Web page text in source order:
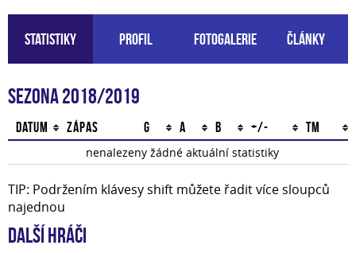
Statistiky Profil Fotogalerie Články
Sezona 2018/2019
Datum Zápas G A B +/- TM
nenalezeny žádné aktuální statistiky
TIP: Podržením klávesy shift můžete řadit více sloupců
najednou
Další hráči